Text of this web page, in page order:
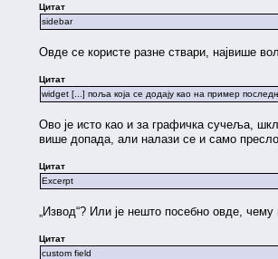
Цитат
sidebar
Овде се користе разне ствари, највише
Цитат
widget [...] поља која се додају као на пример
Ово је исто као и за графичка сучеља,
више допада, али налази се и само
Цитат
Excerpt
„Извод“? Или је нешто посебно овде,
Цитат
custom field